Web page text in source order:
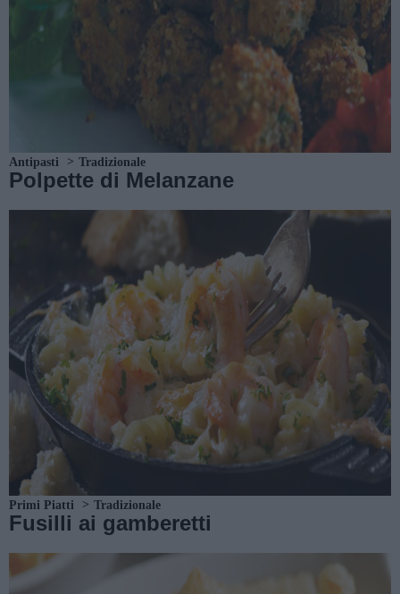
Antipasti Tradizionale
Polpette di Melanzane
Primi Piatti Tradizionale
Fusilli ai gamberetti